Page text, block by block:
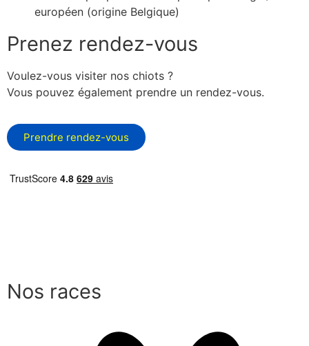
européen (origine Belgique)
Prenez rendez-vous
Voulez-vous visiter nos chiots ?
Vous pouvez également prendre un rendez-vous.
Prendre rendez-vous
Nos races